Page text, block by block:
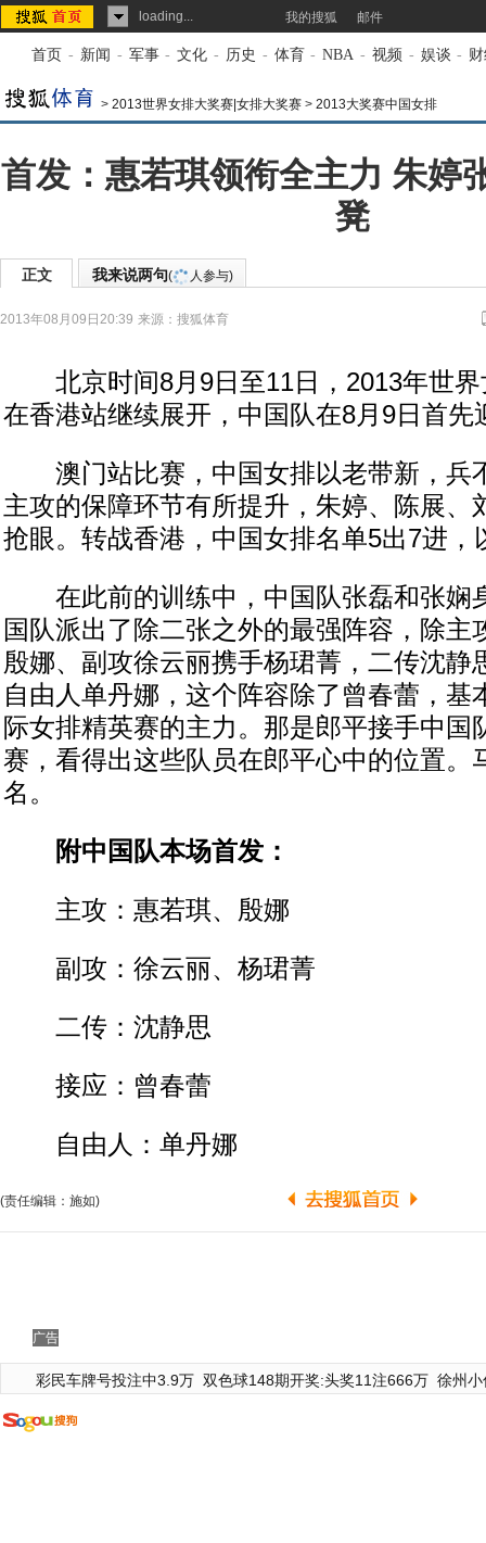
loading... 我的搜狐 邮件
首页 - 新闻 - 军事 - 文化 - 历史 - 体育 - NBA - 视频 - 娱谈 -
> 2013世界女排大奖赛|女排大奖赛 > 2013大奖赛中国女排
首发：惠若琪领衔全主力 朱婷
凳
正文 我来说两句( 人参与)
2013年08月09日20:39 来源： 搜狐体育
北京时间8月9日至11日，2013年世界
在香港站继续展开，中国队在8月9日首先
澳门站比赛，中国女排以老带新，兵
主攻的保障环节有所提升，朱婷、陈展、
抢眼。转战香港，中国女排名单5出7进，
在此前的训练中，中国队张磊和张娴
国队派出了除二张之外的最强阵容，除主
殷娜、副攻徐云丽携手杨珺菁，二传沈静
自由人单丹娜，这个阵容除了曾春蕾，基
际女排精英赛的主力。那是郎平接手中国
赛，看得出这些队员在郎平心中的位置。
名。
附中国队本场首发：
主攻：惠若琪、殷娜
副攻：徐云丽、杨珺菁
二传：沈静思
接应：曾春蕾
自由人：单丹娜
(责任编辑：施如)
广告
彩民车牌号投注中3.9万 双色球148期开奖:头奖11注666万 徐州